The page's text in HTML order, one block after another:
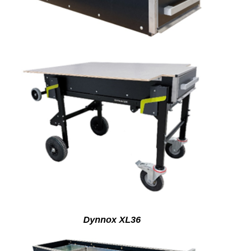
Dynnox XL36